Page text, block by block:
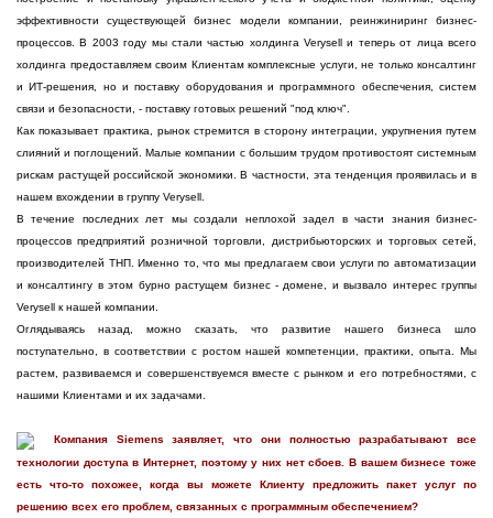
эффективности существующей бизнес модели компании, реинжиниринг бизнес-
процессов. В 2003 году мы стали частью холдинга Verysell и теперь от лица всего
холдинга предоставляем своим Клиентам комплексные услуги, не только консалтинг
и ИТ-решения, но и поставку оборудования и программного обеспечения, систем
связи и безопасности, - поставку готовых решений "под ключ".
Как показывает практика, рынок стремится в сторону интеграции, укрупнения путем
слияний и поглощений. Малые компании с большим трудом противостоят системным
рискам растущей российской экономики. В частности, эта тенденция проявилась и в
нашем вхождении в группу Verysell.
В течение последних лет мы создали неплохой задел в части знания бизнес-
процессов предприятий розничной торговли, дистрибьюторских и торговых сетей,
производителей ТНП. Именно то, что мы предлагаем свои услуги по автоматизации
и консалтингу в этом бурно растущем бизнес - домене, и вызвало интерес группы
Verysell к нашей компании.
Оглядываясь назад, можно сказать, что развитие нашего бизнеса шло
поступательно, в соответствии с ростом нашей компетенции, практики, опыта. Мы
растем, развиваемся и совершенствуемся вместе с рынком и его потребностями, с
нашими Клиентами и их задачами.
Компания Siemens заявляет, что они полностью разрабатывают все
технологии доступа в Интернет, поэтому у них нет сбоев. В вашем бизнесе тоже
есть что-то похожее, когда вы можете Клиенту предложить пакет услуг по
решению всех его проблем, связанных с программным обеспечением?